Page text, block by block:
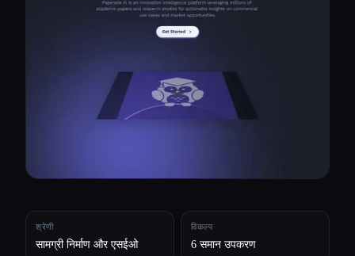
श्रेणी
सामग्री निर्माण और एसईओ
विकल्प
6 समान उपकरण